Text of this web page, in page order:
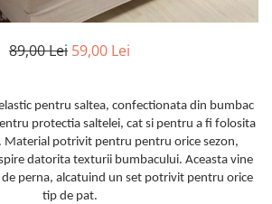
piese
piese
/ Topper
/ Topper -
89,00 Lei 59,00 Lei
pentru saltea, confectionata din bumbac
protectia saltelei, cat si pentru a fi folosita
Material potrivit pentru pentru orice sezon,
datorita texturii bumbacului. Aceasta vine
perna, alcatuind un set potrivit pentru orice
tip de pat.